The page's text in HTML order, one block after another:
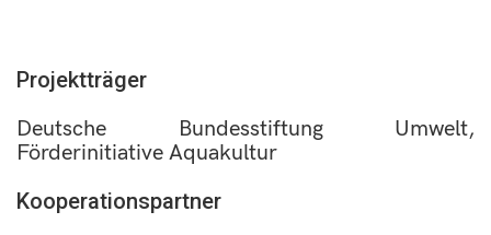
Projektträger
Deutsche Bundesstiftung Umwelt,
Förderinitiative Aquakultur
Kooperationspartner